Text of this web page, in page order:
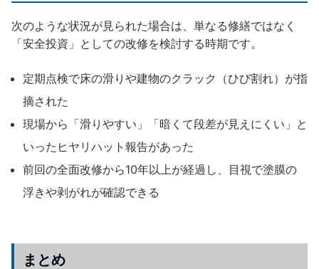
次のような状況が見られた場合は、単なる修繕ではなく
「安全投資」としての改修を検討する時期です。
定期点検で床の滑りや建物のクラック（ひび割れ）が指
摘された
現場から「滑りやすい」「暗くて段差が見えにくい」と
いったヒヤリハット報告があった
前回の全面改修から10年以上が経過し、目視で塗膜の
浮きや剥がれが確認できる
まとめ